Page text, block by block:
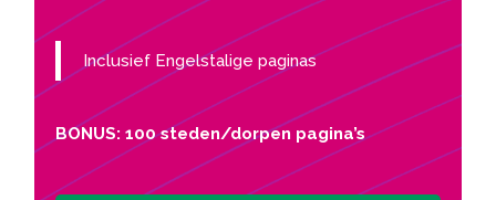
Inclusief Engelstalige paginas
BONUS: 100 steden/dorpen pagina’s